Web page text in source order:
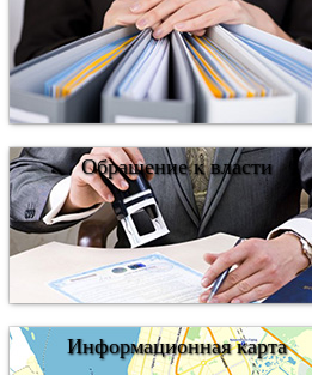
Обращение к власти
Информационная карта